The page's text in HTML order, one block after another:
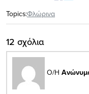
Topics:Φλώρινα
12 σχόλια
Ο/Η